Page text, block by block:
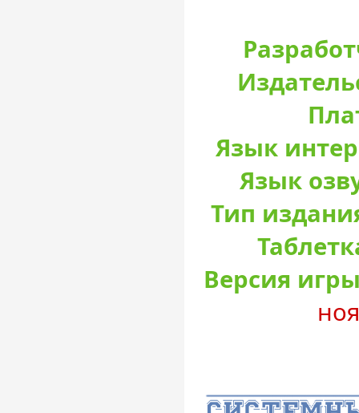
Язык
Язык
Тип
Версия